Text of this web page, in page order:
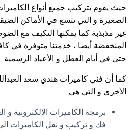
حيث يقوم بتركيب جميع أنواع
الصغيرة و التي تتسع في الأماكن
غير مذبذبة كما يمكنها التكيف مع
المنخفضة أيضا ، خدمتنا متوفرة في
حتى في أيام العطل و الأعياد الرسمية .
كما أن فني كاميرات هندي سعد
الأخرى و التي هي :
برمجة الكاميرات الالكترونية و
فك و تركيب و نقل الكاميرات